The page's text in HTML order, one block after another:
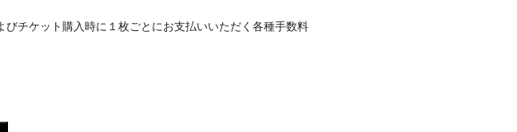
チケット購入時に１枚ごとにお支払いいただく各種手数料